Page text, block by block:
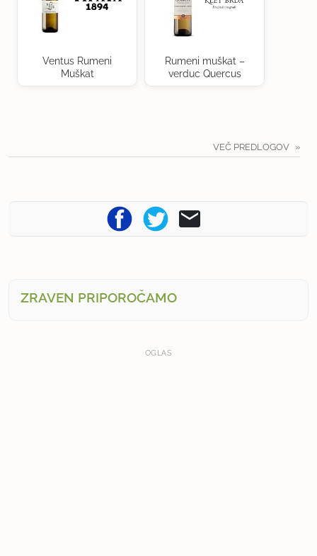
Ventus Rumeni
Muškat
Rumeni muškat –
verduc Quercus
VEČ PREDLOGOV
ZRAVEN PRIPOROČAMO
OGLAS